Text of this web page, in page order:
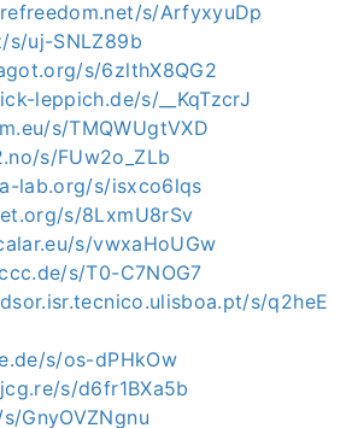
s/ArfyxyuDp
s/uj-SNLZ89b
s/6zlthX8QG2
leppich.de/s/__KqTzcrJ
s/TMQWUgtVXD
s/FUw2o_ZLb
lab.org/s/isxco6lqs
s/8LxmU8rSv
s/vwxaHoUGw
s/T0-C7NOG7
s/q2heE
s/os-dPHkOw
s/d6fr1BXa5b
GnyOVZNgnu